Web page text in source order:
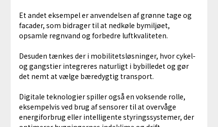
Et andet eksempel er anvendelsen af grønne tage og
facader, som bidrager til at nedkøle bymiljøet,
opsamle regnvand og forbedre luftkvaliteten.
Desuden tænkes der i mobilitetsløsninger, hvor cykel-
og gangstier integreres naturligt i bybilledet og gør
det nemt at vælge bæredygtig transport.
Digitale teknologier spiller også en voksende rolle,
eksempelvis ved brug af sensorer til at overvåge
energiforbrug eller intelligente styringssystemer, der